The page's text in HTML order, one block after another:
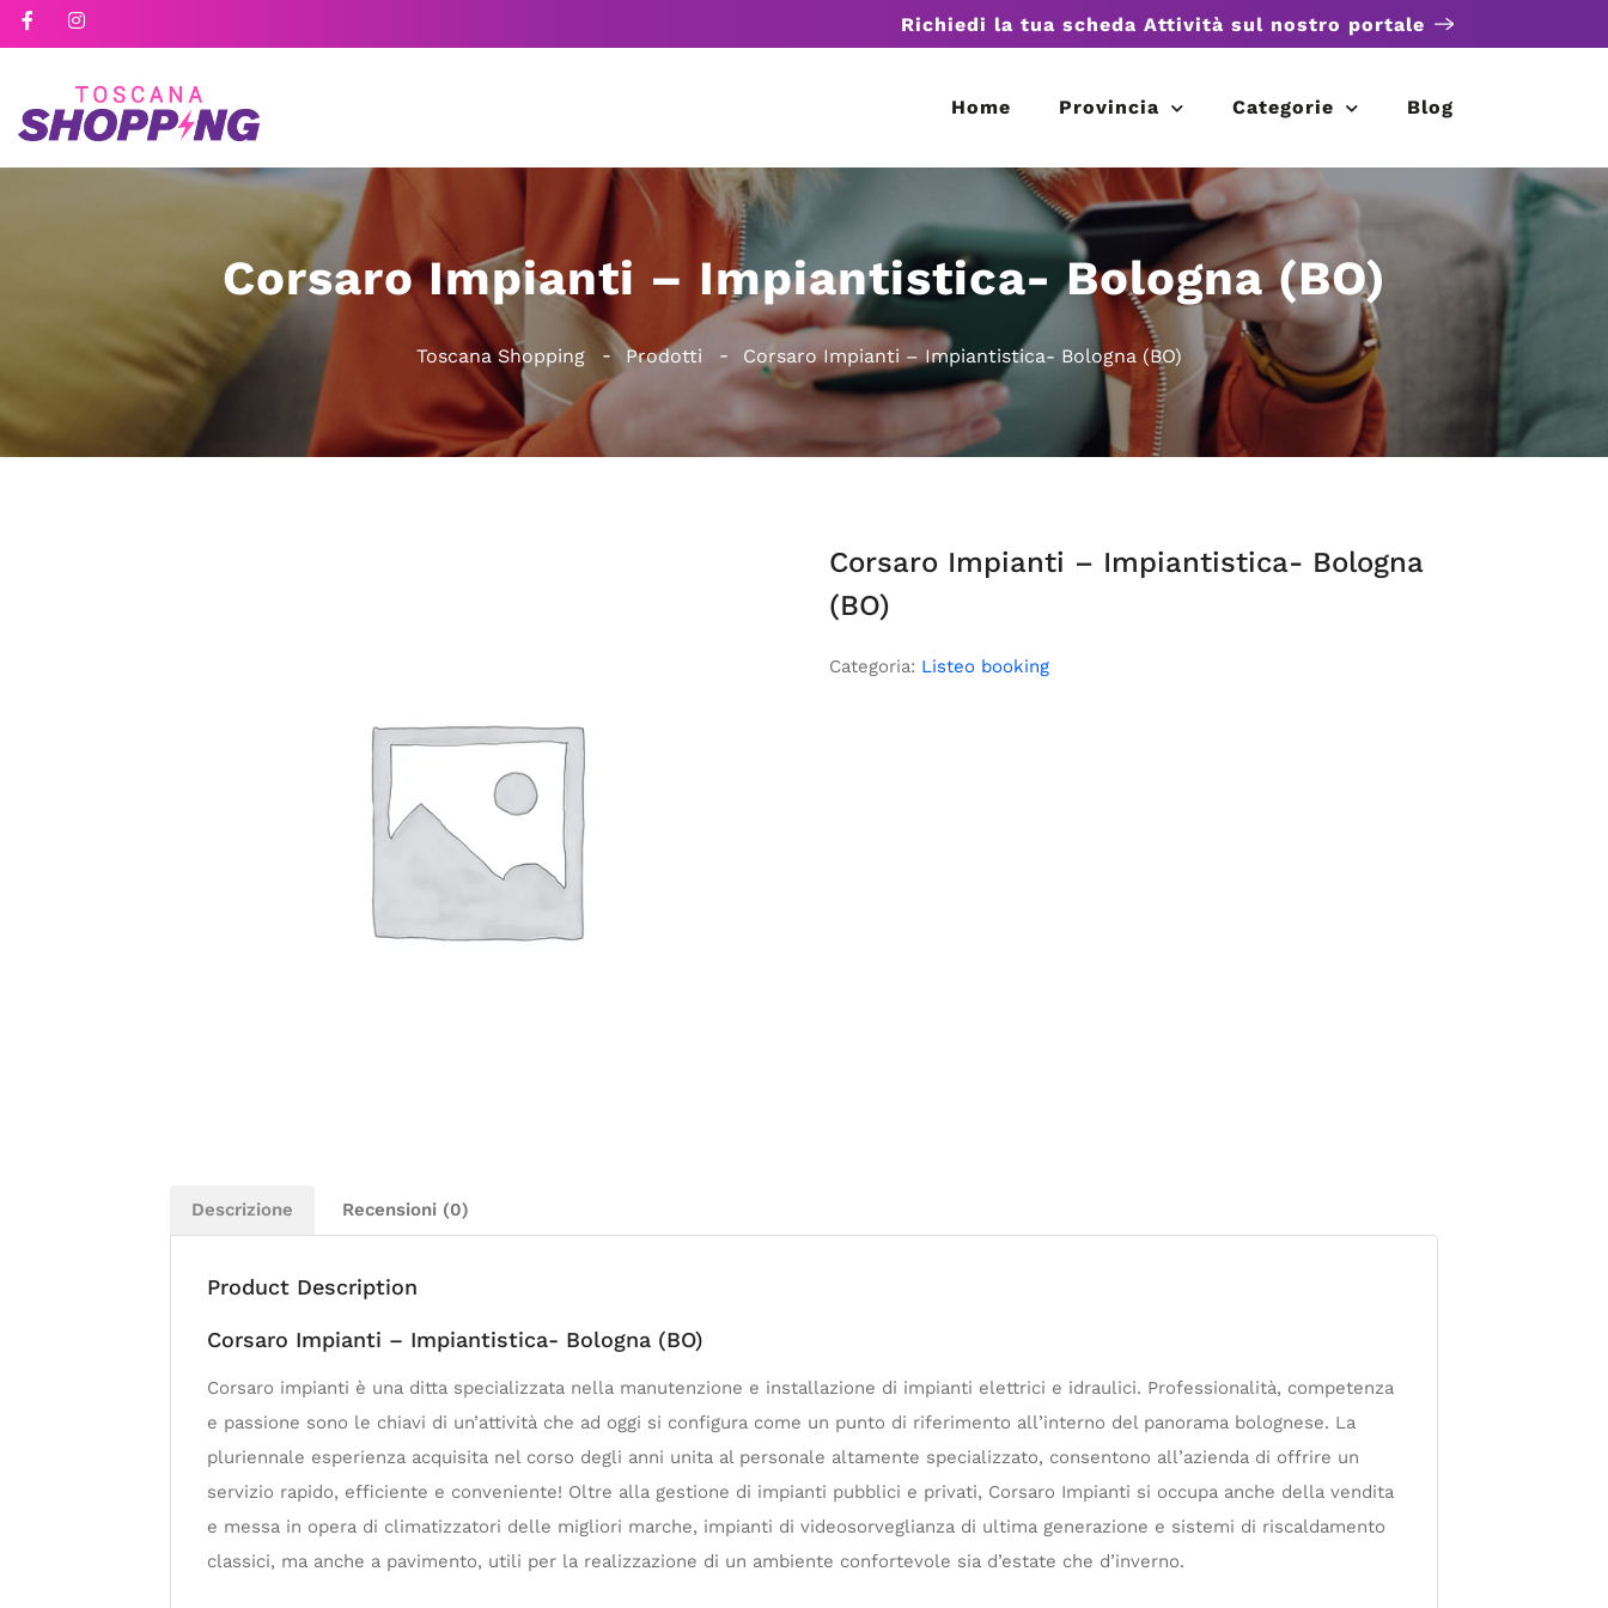
Richiedi la tua scheda Attività sul nostro portale
Home Provincia Categorie Blog
Corsaro Impianti – Impiantistica- Bologna (BO)
Toscana Shopping Prodotti Corsaro Impianti – Impiantistica- Bologna (BO)
Corsaro Impianti – Impiantistica- Bologna
(BO)
Categoria: Listeo booking
Descrizione Recensioni (0)
Product Description
Corsaro Impianti – Impiantistica- Bologna (BO)
Corsaro impianti è una ditta specializzata nella manutenzione e installazione di impianti elettrici e idraulici. Professionalità, competenza
e passione sono le chiavi di un’attività che ad oggi si configura come un punto di riferimento all’interno del panorama bolognese. La
pluriennale esperienza acquisita nel corso degli anni unita al personale altamente specializzato, consentono all’azienda di offrire un
servizio rapido, efficiente e conveniente! Oltre alla gestione di impianti pubblici e privati, Corsaro Impianti si occupa anche della vendita
e messa in opera di climatizzatori delle migliori marche, impianti di videosorveglianza di ultima generazione e sistemi di riscaldamento
classici, ma anche a pavimento, utili per la realizzazione di un ambiente confortevole sia d’estate che d’inverno.